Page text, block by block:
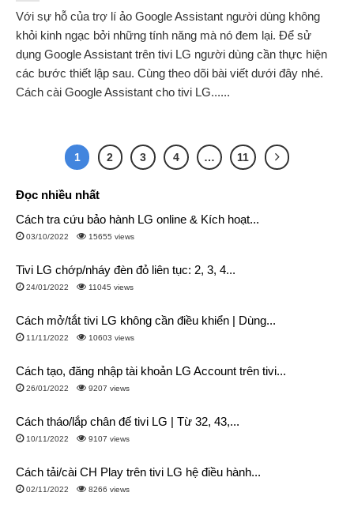
Với sự hỗ của trợ lí ảo Google Assistant người dùng không
khỏi kinh ngạc bởi những tính năng mà nó đem lại. Để sử
dụng Google Assistant trên tivi LG người dùng cần thực hiện
các bước thiết lập sau. Cùng theo dõi bài viết dưới đây nhé.
Cách cài Google Assistant cho tivi LG......
1 2 3 4 … 11
Đọc nhiều nhất
Cách tra cứu bảo hành LG online & Kích hoạt...
03/10/2022 15655 views
Tivi LG chớp/nháy đèn đỏ liên tục: 2, 3, 4...
24/01/2022 11045 views
Cách mở/tắt tivi LG không cần điều khiển | Dùng...
11/11/2022 10603 views
Cách tạo, đăng nhập tài khoản LG Account trên tivi...
26/01/2022 9207 views
Cách tháo/lắp chân đế tivi LG | Từ 32, 43,...
10/11/2022 9107 views
Cách tải/cài CH Play trên tivi LG hệ điều hành...
02/11/2022 8266 views